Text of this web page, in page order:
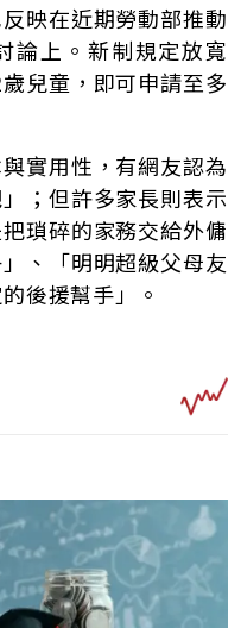
映在近期勞動部推動
論上。新制規定放寬
兒童，即可申請至多
實用性，有網友認為
；但許多家長則表示
瑣碎的家務交給外傭
、「明明超級父母友
後援幫手」。